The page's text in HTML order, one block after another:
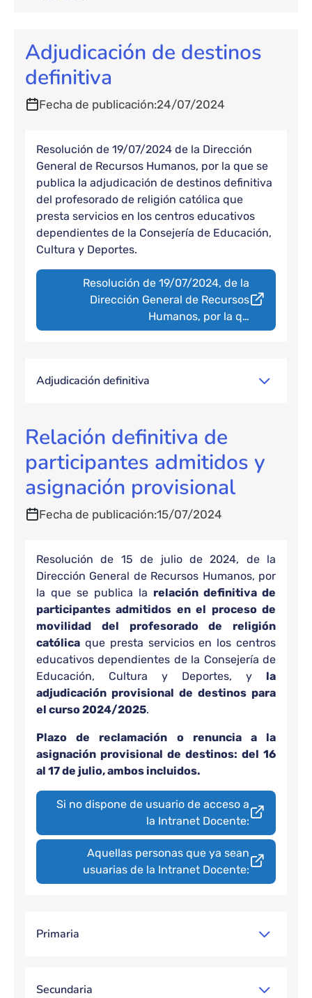
Adjudicación de destinos
definitiva
Fecha de publicación 24/07/2024
Resolución de 19/07/2024 de la Dirección
General de Recursos Humanos, por la que se
publica la adjudicación de destinos definitiva
del profesorado de religión católica que
presta servicios en los centros educativos
dependientes de la Consejería de Educación,
Cultura y Deportes.
Resolución de 19/07/2024, de la
Dirección General de Recursos
Humanos, por la q…
Adjudicación definitiva
Relación definitiva de
participantes admitidos y
asignación provisional
Fecha de publicación 15/07/2024
Resolución de 15 de julio de 2024, de la
Dirección General de Recursos Humanos, por
la que se publica la relación definitiva de
participantes admitidos en el proceso de
movilidad del profesorado de religión
católica que presta servicios en los centros
educativos dependientes de la Consejería de
Educación, Cultura y Deportes, y la
adjudicación provisional de destinos para
el curso 2024/2025.
Plazo de reclamación o renuncia a la
asignación provisional de destinos: del 16
al 17 de julio, ambos incluidos.
Si no dispone de usuario de acceso a
la Intranet Docente:
Aquellas personas que ya sean
usuarias de la Intranet Docente:
Primaria
Secundaria